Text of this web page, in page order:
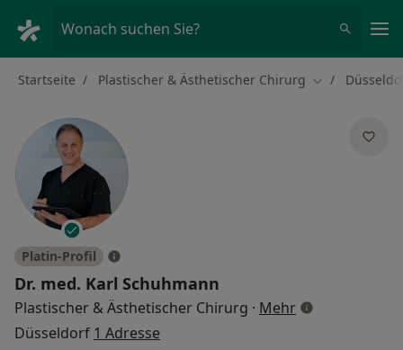
Wonach suchen Sie?
Startseite Plastischer & Ästhetischer Chirurg Stadt ändern
Platin-Profil
Dr. med. Karl Schuhmann
Plastischer & Ästhetischer Chirurg · Mehrüber
Düsseldorf 1 Adresse